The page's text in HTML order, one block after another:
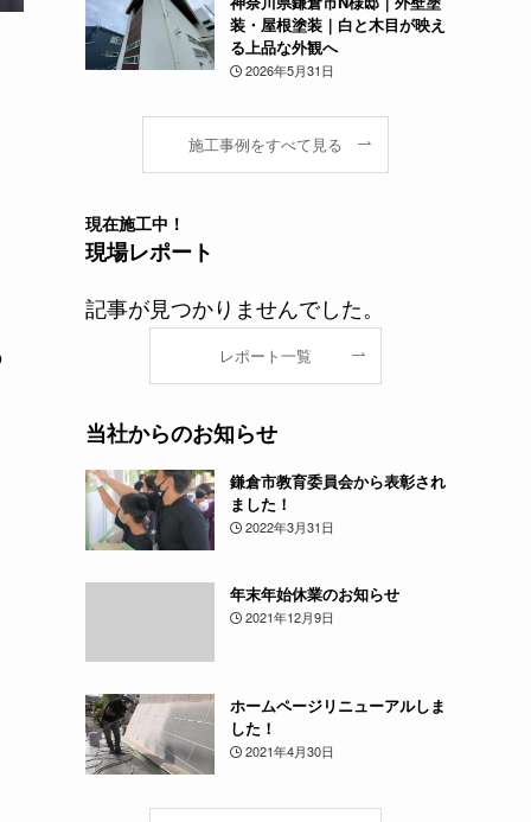
装・屋根塗装｜白と木目が映え
る上品な外観へ
2026年5月31日
施工事例をすべて見る
現在施工中！
現場レポート
記事が見つかりませんでした。
レポート一覧
当社からのお知らせ
鎌倉市教育委員会から表彰され
ました！
2022年3月31日
年末年始休業のお知らせ
2021年12月9日
ホームページリニューアルしま
した！
2021年4月30日